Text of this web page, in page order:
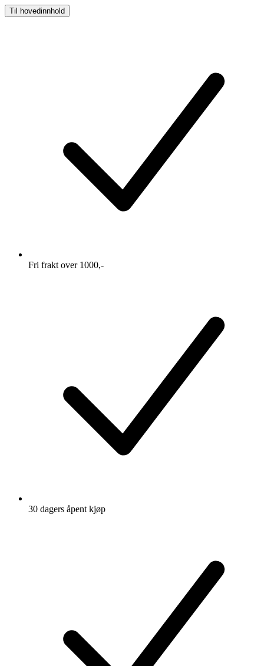
Til hovedinnhold
Fri frakt over 1000,-
30 dagers åpent kjøp